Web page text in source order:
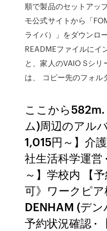
順で製品のセットアッ
モ公式サイトから「
ライバ）」をダウンロ
READMEファイルにイ
と、家人のVAIO Sシリ
は、 コピー先のフォル
ここから
ム)周辺のアル
1,015円～】介
社生活科学運営
～】学校内 【
可》ワークピ
DENHAM (デ
予約状況確認 ·